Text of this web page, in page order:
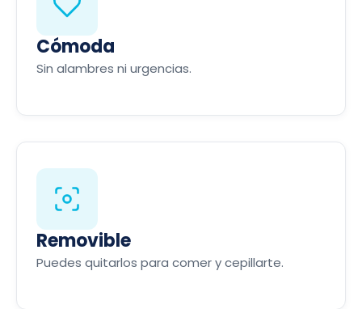
Cómoda
Sin alambres ni urgencias.
Removible
Puedes quitarlos para comer y cepillarte.